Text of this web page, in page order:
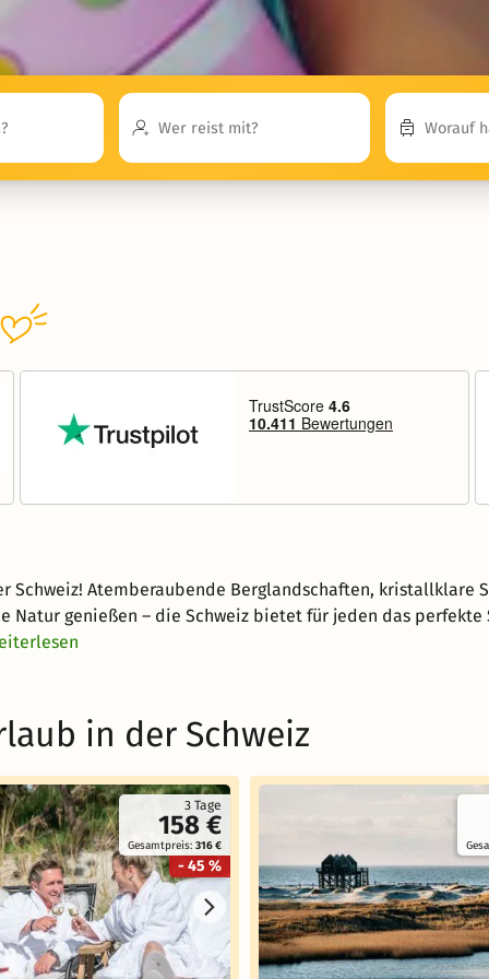
Schweiz! Atemberaubende Berglandschaften, kristallklare
Natur genießen – die Schweiz bietet für jeden das
in der Schweiz
3 Tage
158 €
Gesamtpreis: 316 €
- 45 %